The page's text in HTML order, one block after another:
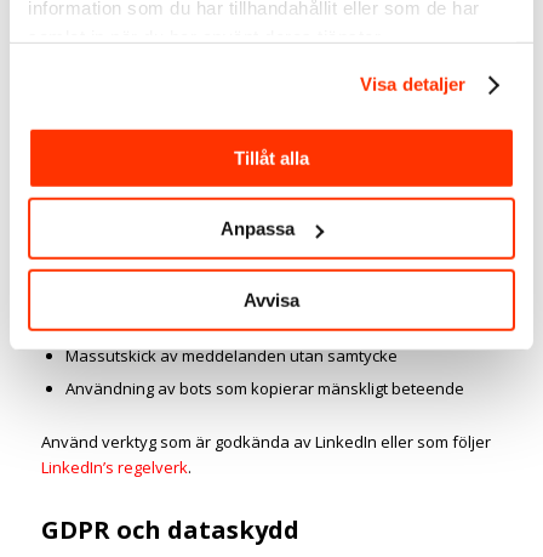
information som du har tillhandahållit eller som de har
Visa detaljer
Tillåt alla
Anpassa
Avvisa
och respekt för plattformens regler.
LinkedIns Terms & Conditions och
automatisering
LinkedInsanvändarvillkorförbjuder uttryckligen automatisk
datainsamling (scraping) från plattformen och användning av
robotar eller automatiserade verktyg.
Automatisk scraping av profiler och data
Massutskick av meddelanden utan samtycke
Användning av bots som kopierar mänskligt beteende
Använd verktyg som är godkända av LinkedIn eller som följer
LinkedIn’s regelverk.
GDPR och dataskydd